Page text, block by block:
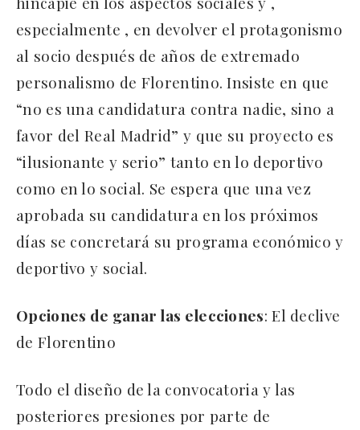
especialmente , en devolver el protagonismo
al socio después de años de extremado
personalismo de Florentino. Insiste en que
“no es una candidatura contra nadie, sino a
favor del Real Madrid” y que su proyecto es
“ilusionante y serio” tanto en lo deportivo
como en lo social. Se espera que una vez
aprobada su candidatura en los próximos
días se concretará su programa económico y
deportivo y social.
Opciones de ganar las elecciones: El declive
de Florentino
Todo el diseño de la convocatoria y las
posteriores presiones por parte de